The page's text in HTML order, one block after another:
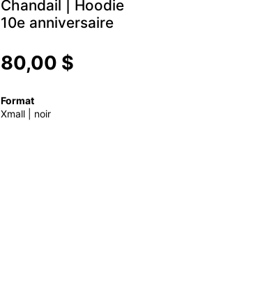
Chandail | Hoodie
10e anniversaire
80,00 $
Format
Xmall | noir